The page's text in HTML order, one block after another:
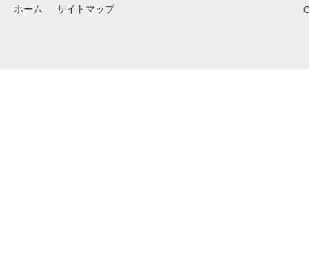
ホーム サイトマップ